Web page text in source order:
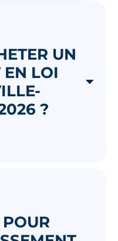
UN
EN LOI
?